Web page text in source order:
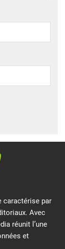
caractérise par
Avec
réunit l’une
et